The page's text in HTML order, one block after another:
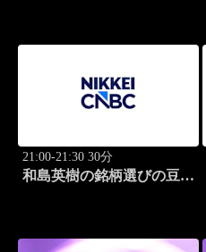
21:00-21:30 30分
和島英樹の銘柄選びの豆知